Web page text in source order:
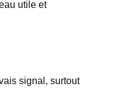
utile et
signal, surtout